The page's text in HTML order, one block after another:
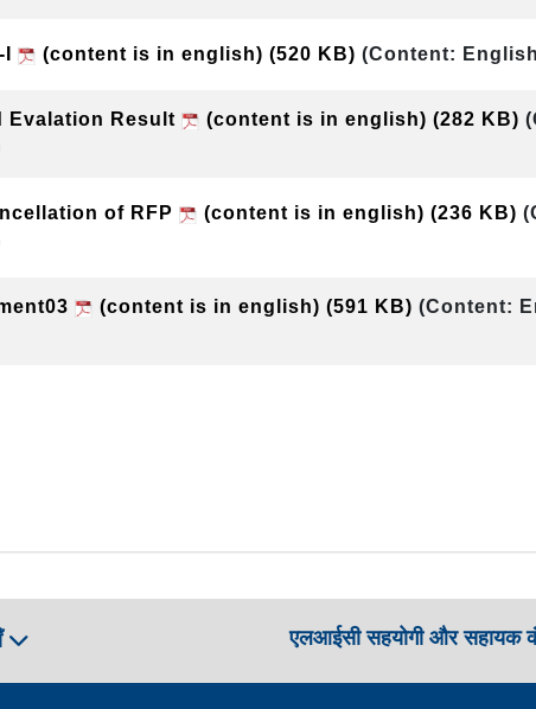
(content is in english) (520 KB) (Content:
Evalation Result (content is in english) (282 KB)
of RFP (content is in english) (236 KB)
(content is in english) (591 KB) (Content:
एलआईसी सहयोगी और सहायक